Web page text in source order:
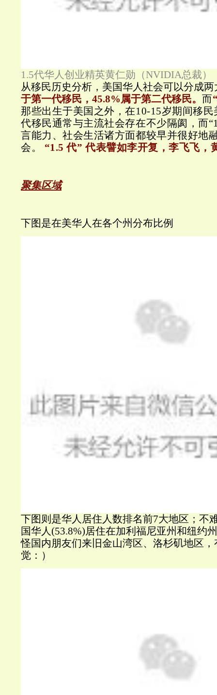
1.5代华人创业精英黄仁勋（NVIDIA总裁）
从移民历史分析，美国华人社会可以分成
于第一代移民，45.8%属于第二代移民。 而
那些出生于美国之外，在10-15岁期间移
代移民通常与主流社会存在不少隔阂，而
言能力、社会生活诸方面都较早并很好地
会。
“1.5 代” 代表譬如李开复，李飞飞，
聚集区域
下图是在美华人在各个州分布比例
下图则是华人居住人数排名前7大地区；不
国华人(53.8%)居住在加利福尼亚州和纽约
怪国内朋友们来旧金山湾区、洛杉矶地区
觉：）